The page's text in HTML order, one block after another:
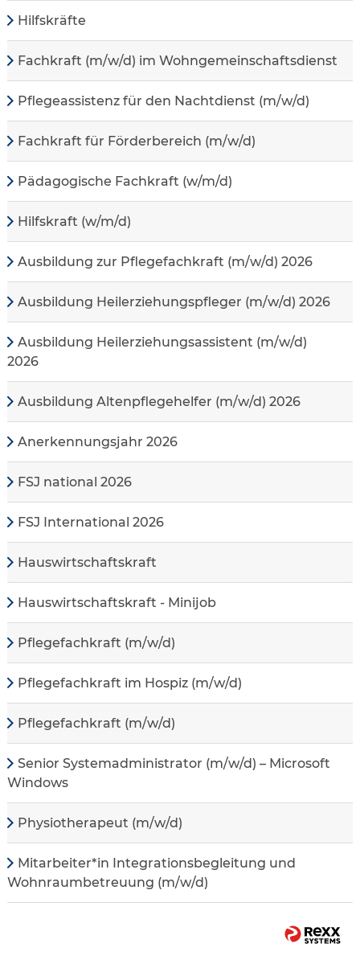
Hilfskräfte
Fachkraft (m/w/d) im Wohngemeinschaftsdienst
Pflegeassistenz für den Nachtdienst (m/w/d)
Fachkraft für Förderbereich (m/w/d)
Pädagogische Fachkraft (w/m/d)
Hilfskraft (w/m/d)
Ausbildung zur Pflegefachkraft (m/w/d) 2026
Ausbildung Heilerziehungspfleger (m/w/d) 2026
Ausbildung Heilerziehungsassistent (m/w/d)
2026
Ausbildung Altenpflegehelfer (m/w/d) 2026
Anerkennungsjahr 2026
FSJ national 2026
FSJ International 2026
Hauswirtschaftskraft
Hauswirtschaftskraft - Minijob
Pflegefachkraft (m/w/d)
Pflegefachkraft im Hospiz (m/w/d)
Pflegefachkraft (m/w/d)
Senior Systemadministrator (m/w/d) – Microsoft
Windows
Physiotherapeut (m/w/d)
Mitarbeiter*in Integrationsbegleitung und
Wohnraumbetreuung (m/w/d)